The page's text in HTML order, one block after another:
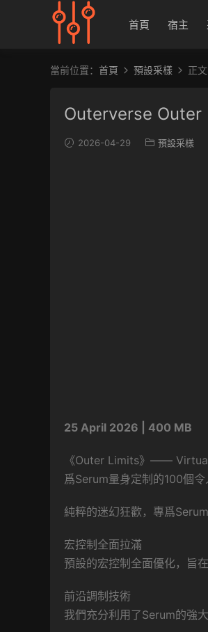
首頁 宿主
當前位置： 首頁 預設采樣 正文
Outerverse
2026-04-29 預設采樣
25 April 2026 | 400 MB
《Outer Limits》——
爲Serum量身定制的100個
純粹的迷幻狂歡，專爲
宏控制全面拉滿
預設的宏控制全面優化，旨
前沿調制技術
我們充分利用了Serum的強